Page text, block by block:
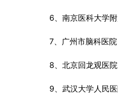
6、南京医科大学
7、广州市脑科医院
8、北京回龙观医院
9、武汉大学人民